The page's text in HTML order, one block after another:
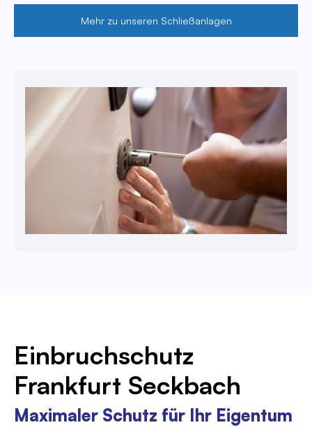
Mehr zu unseren Schließanlagen
Einbruchschutz
Frankfurt Seckbach
Maximaler Schutz für Ihr Eigentum